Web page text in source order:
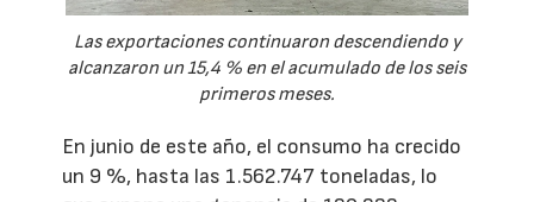
Las exportaciones continuaron descendiendo y
alcanzaron un 15,4 % en el acumulado de los seis
primeros meses.
En junio de este año, el consumo ha crecido
un 9 %, hasta las 1.562.747 toneladas, lo